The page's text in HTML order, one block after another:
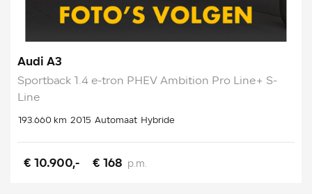
Audi A3
Sportback 1.4 e-tron PHEV Ambition Pro Line+ S-
Line
193.660 km 2015 Automaat Hybride
€ 10.900,- € 168 p.m.